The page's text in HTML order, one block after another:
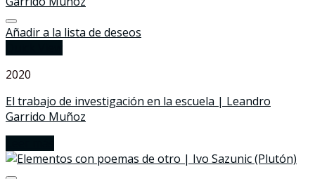
Añadir a la lista de deseos
2020
El trabajo de investigación en la escuela | Leandro
Garrido Muñoz